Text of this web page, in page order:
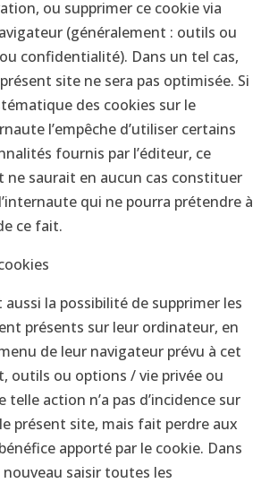
ou supprimer ce cookie via
(généralement : outils ou
confidentialité). Dans un tel cas,
site ne sera pas optimisée. Si
des cookies sur le
l’empêche d’utiliser certains
fournis par l’éditeur, ce
saurait en aucun cas constituer
qui ne pourra prétendre à
ce fait.
la possibilité de supprimer les
présents sur leur ordinateur, en
de leur navigateur prévu à cet
outils ou options / vie privée ou
action n’a pas d’incidence sur
présent site, mais fait perdre aux
apporté par le cookie. Dans
saisir toutes les